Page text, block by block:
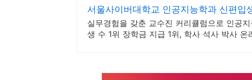
서울사이버대학교 인공지능학과 신편입
실무경험을 갖춘 교수진 커리큘럼으로 인공
생 수 1위 장학금 지급 1위, 학사 석사 박사 온